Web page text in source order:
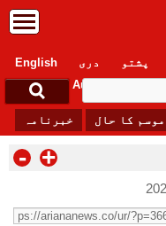
English دری پشتو
Sunday, 9 August , 2026
موسم کا حال خبرنامہ
- +